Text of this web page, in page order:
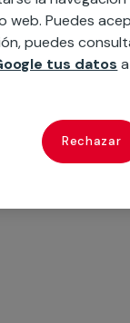
web. Puedes
puedes
tus datos
Rechazar